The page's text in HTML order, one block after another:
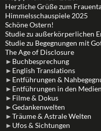
Herzliche Grüße zum
Himmelsschauspiele 2025
Schöne Ostern!
Studie zu außerkörperlichen
Studie zu Begegnungen mit
The Age of Disclosure
► Buchbesprechung
► English Translations
► Entführungen &
► Entführungen in den Medien
► Filme & Dokus
►Gedankenwelten
►Träume & Astrale Welten
► Ufos & Sichtungen